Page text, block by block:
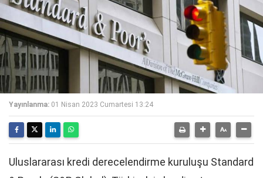
Yayınlanma: 01 Nisan 2023 Cumartesi 13:24
Uluslararası kredi derecelendirme kuruluşu Standard